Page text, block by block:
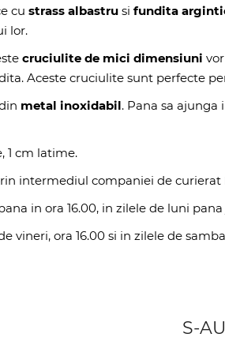
cu strass albastru si fundita
lor.
cruciulite de mici dimensiuni
Aceste cruciulite sunt perfecte
metal inoxidabil. Pana sa
1 cm latime.
intermediul companiei de curierat
in ora 16.00, in zilele de luni pana
vineri, ora 16.00 si in zilele de
S-